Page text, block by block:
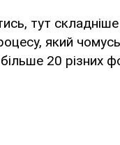
тут
який
20 різних